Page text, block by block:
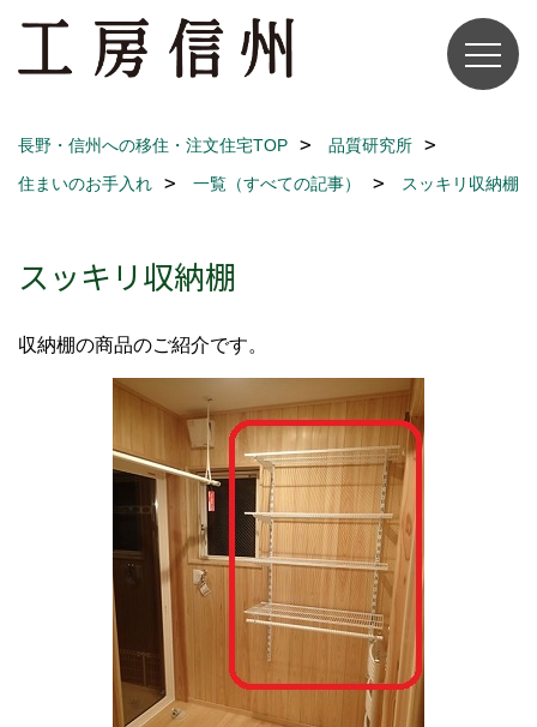
長野・信州への移住・注文住宅TOP
品質研究所
住まいのお手入れ
一覧（すべての記事） スッキリ収納棚
スッキリ収納棚
収納棚の商品のご紹介です。